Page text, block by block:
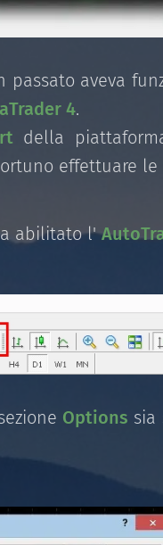
passato aveva
4.
della
effettuare le
abilitato l'
Options sia